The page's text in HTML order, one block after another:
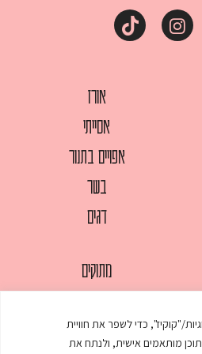
"קוקיז", כדי לשפר את חוויית
מותאמים אישית, ולנתח את
אורז
אסייתי
אפויים בתנור
בשר
דגים
מתוקים
עוגות